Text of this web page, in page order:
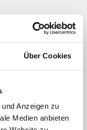
Über Cookies
Anzeigen zu
Medien anbieten